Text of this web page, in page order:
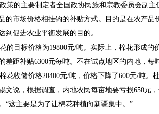
策的主要制定者全国政协民族和宗教委员会副主
的市场价格相挂钩的补贴方式。目的是在农产
到促进农业平衡发展的目的。
的目标价格为19800元/吨。实际上，棉花形成的
差距补贴6300元每吨。不在试点地区的内地，每
花收储价格20400元/吨，价格下降了600元/吨。
文说，根据调查，内地农民每亩地要亏损650元
“这主要是为了让棉花种植向新疆集中。”